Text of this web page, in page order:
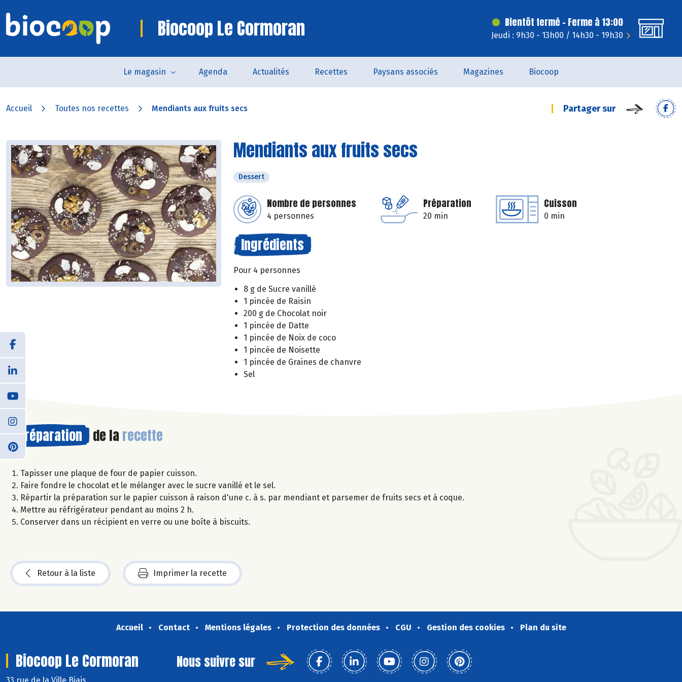
Biocoop Le Cormoran Bientôt fermé - Ferme à 13:00
Jeudi : 9h30 - 13h00 / 14h30 - 19h30
Le magasin Agenda Actualités Recettes Paysans associés Magazines Biocoop
Accueil Toutes nos recettes Mendiants aux fruits secs Partager sur
Mendiants aux fruits secs
Dessert
Nombre de personnes
4 personnes
Préparation
20 min
Cuisson
0 min
Ingrédients
Pour 4 personnes
8 g de Sucre vanillé
1 pincée de Raisin
200 g de Chocolat noir
1 pincée de Datte
1 pincée de Noix de coco
1 pincée de Noisette
1 pincée de Graines de chanvre
Sel
Préparation de la recette
Tapisser une plaque de four de papier cuisson.
Faire fondre le chocolat et le mélanger avec le sucre vanillé et le sel.
Répartir la préparation sur le papier cuisson à raison d'une c. à s. par mendiant et parsemer de fruits secs et à coque.
Mettre au réfrigérateur pendant au moins 2 h.
Conserver dans un récipient en verre ou une boîte à biscuits.
Retour à la liste Imprimer la recette
Accueil Contact Mentions légales Protection des données CGU Gestion des cookies Plan du site
Biocoop Le Cormoran
33 rue de la Ville Biais
Nous suivre sur